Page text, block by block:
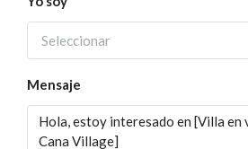
Seleccionar
Mensaje